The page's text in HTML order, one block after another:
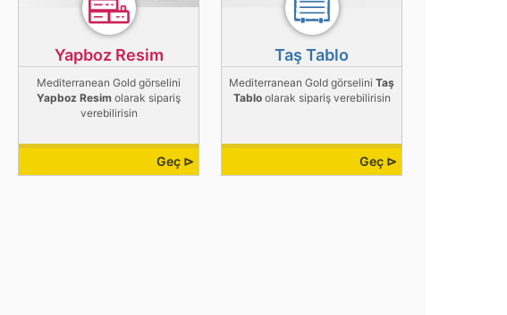
Yapboz Resim
Mediterranean Gold görselini
Yapboz Resim olarak sipariş
verebilirisin
Geç ⊳
Taş Tablo
Mediterranean Gold görseliniTaş
Tabloolarak sipariş verebilirisin
Geç ⊳